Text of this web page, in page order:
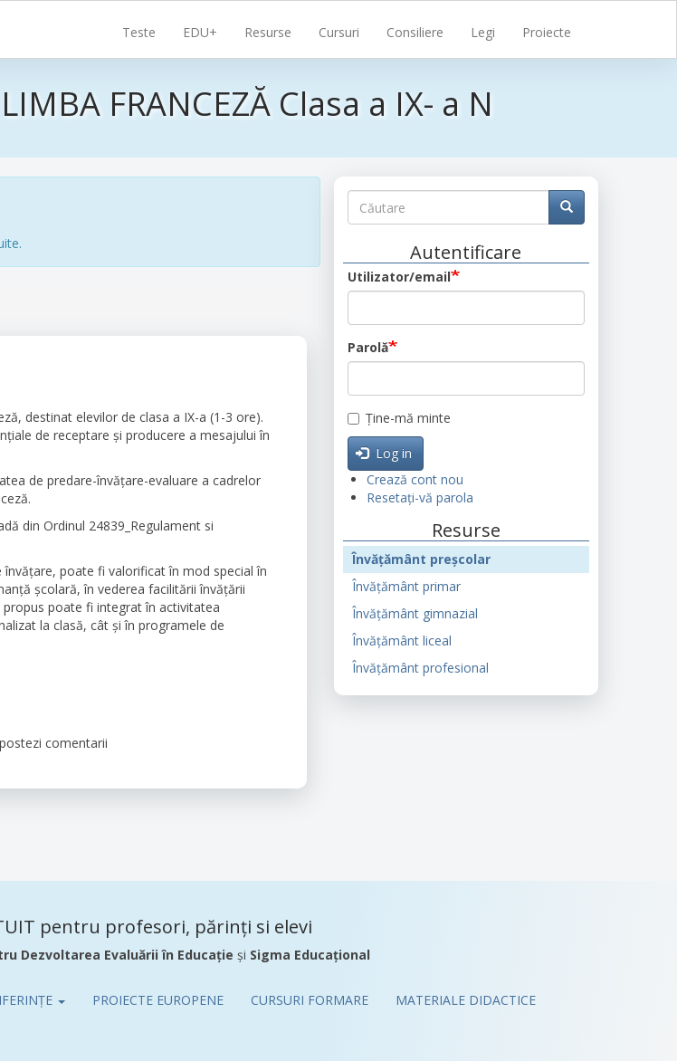
principală
Teste EDU+ Resurse Cursuri Consiliere Legi Proiecte
FRANCEZĂ Clasa a IX- a N
destinat elevilor de clasa a IX-a (1-3 ore).
de receptare și producere a mesajului în
de predare-învățare-evaluare a cadrelor
din Ordinul 24839_Regulament si
poate fi valorificat în mod special în
școlară, în vederea facilitării învățării
poate fi integrat în activitatea
la clasă, cât și în programele de
comentarii
Căutare
Căutare Căutare
Autentificare
Utilizator/email
Parolă
Ține-mă minte
Log in
Crează cont nou
Resetați-vă parola
Resurse
Învățământ preșcolar
Învățământ primar
Învățământ gimnazial
Învățământ liceal
Învățământ profesional
pentru profesori, părinți si elevi
Dezvoltarea Evaluării în Educație și Sigma Educațional
PROIECTE EUROPENE CURSURI FORMARE MATERIALE DIDACTICE